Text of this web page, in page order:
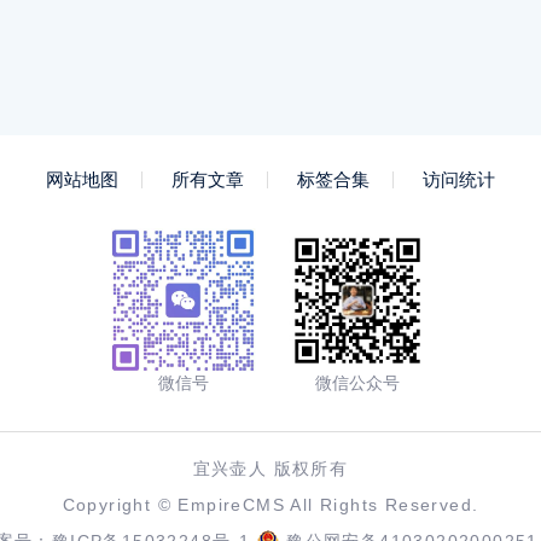
网站地图 所有文章 标签合集 访问统计
微信号 微信公众号
宜兴壶人 版权所有
Copyright © EmpireCMS All Rights Reserved.